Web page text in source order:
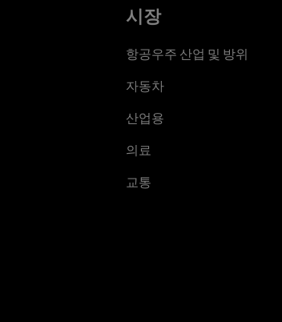
시장
항공우주 산업 및 방위
자동차
산업용
의료
교통